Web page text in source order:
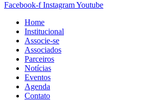
Facebook-f InstagramYoutube
Home
Institucional
Associe-se
Associados
Parceiros
Notícias
Eventos
Agenda
Contato